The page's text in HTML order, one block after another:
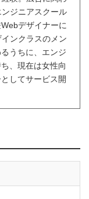
ジニアスクール
デザイナーに
ンクラスのメン
うちに、エンジ
、現在は女性向
してサービス開